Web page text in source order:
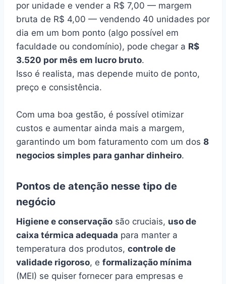
por unidade e vender a R$ 7,00 — margem
bruta de R$ 4,00 — vendendo 40 unidades por
dia em um bom ponto (algo possível em
faculdade ou condomínio), pode chegar a R$
3.520 por mês em lucro bruto.
Isso é realista, mas depende muito de ponto,
preço e consistência.
Com uma boa gestão, é possível otimizar
custos e aumentar ainda mais a margem,
garantindo um bom faturamento com um dos 8
negocios simples para ganhar dinheiro.
Pontos de atenção nesse tipo de
negócio
Higiene e conservação são cruciais, uso de
caixa térmica adequada para manter a
temperatura dos produtos, controle de
validade rigoroso, e formalização mínima
(MEI) se quiser fornecer para empresas e